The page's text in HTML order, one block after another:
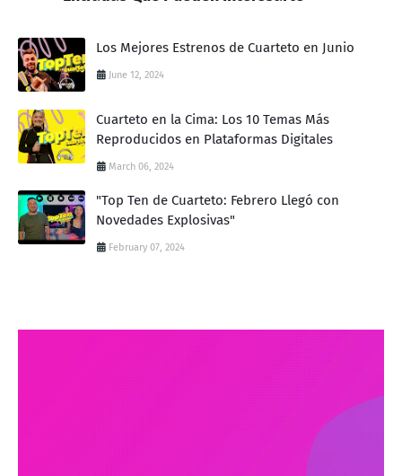
Los Mejores Estrenos de Cuarteto en Junio
June 12, 2024
Cuarteto en la Cima: Los 10 Temas Más
Reproducidos en Plataformas Digitales
March 06, 2024
"Top Ten de Cuarteto: Febrero Llegó con
Novedades Explosivas"
February 07, 2024